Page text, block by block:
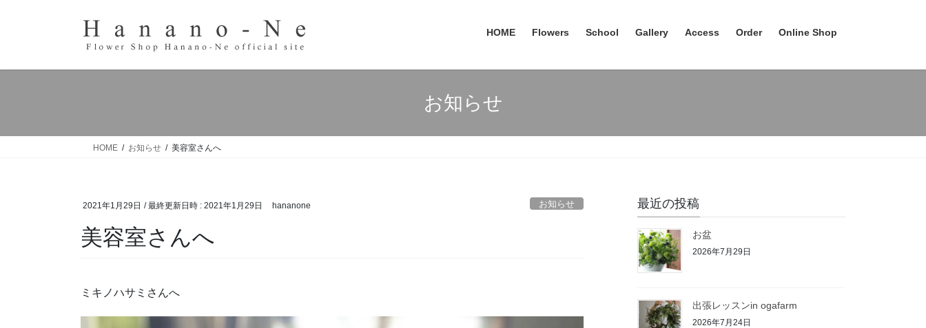
ツ
ッ
シ
移
HOME Flowers School Gallery Access Order Online Shop
お知らせ
HOME お知らせ 美容室さんへ
2021年1月29日 / 最終更新日時 : 2021年1月29日 hananone お知らせ
美容室さんへ
ミキノハサミさんへ
最近の投稿
お盆
2026年7月29日
出張レッスンin ogafarm
2026年7月24日